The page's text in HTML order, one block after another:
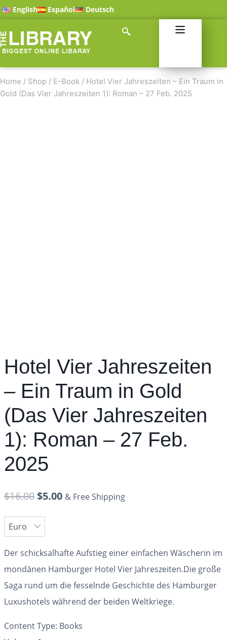
English Español Deutsch
Home / Shop / E-Book / Hotel Vier Jahreszeiten – Ein Traum in
Gold (Das Vier Jahreszeiten 1): Roman – 27 Feb. 2025
Hotel Vier Jahreszeiten
– Ein Traum in Gold
(Das Vier Jahreszeiten
1): Roman – 27 Feb.
2025
$16.00 $5.00 & Free Shipping
Der schicksalhafte Aufstieg einer einfachen Wäscherin im
mondänen Hamburger Hotel Vier Jahreszeiten.Die große
Saga rund um die fesselnde Geschichte des Hamburger
Luxushotels während der beiden Weltkriege.
Content Type: Books